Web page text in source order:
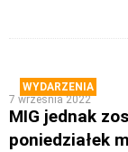
WYDARZENIA
7 września 2022
MIG jednak
poniedziałek